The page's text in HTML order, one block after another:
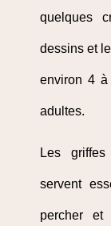
quelques
dessins et
environ 4
adultes.
Les
servent
percher